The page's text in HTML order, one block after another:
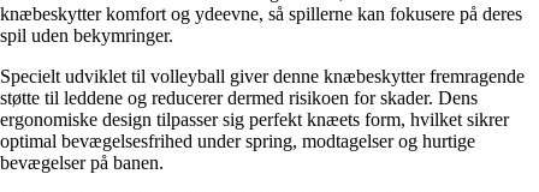
knæbeskytter komfort og ydeevne, så spillerne kan fokusere på deres
spil uden bekymringer.
Specielt udviklet til volleyball giver denne knæbeskytter fremragende
støtte til leddene og reducerer dermed risikoen for skader. Dens
ergonomiske design tilpasser sig perfekt knæets form, hvilket sikrer
optimal bevægelsesfrihed under spring, modtagelser og hurtige
bevægelser på banen.